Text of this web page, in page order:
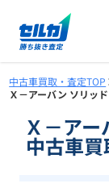
中古車買取・査定TOP
Ｘ－アーバン ソリッド
Ｘ－ア
中古車